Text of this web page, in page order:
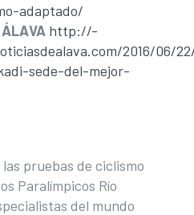
adaptado/
http://-
2016/06/
sede-del-mejor-
pruebas de ciclismo
Paralímpicos Río
del mundo